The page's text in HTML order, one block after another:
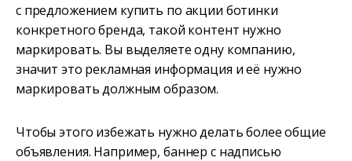
с предложением купить по акции ботинки
конкретного бренда, такой контент нужно
маркировать. Вы выделяете одну компанию,
значит это рекламная информация и её нужно
маркировать должным образом.
Чтобы этого избежать нужно делать более общие
объявления. Например, баннер с надписью